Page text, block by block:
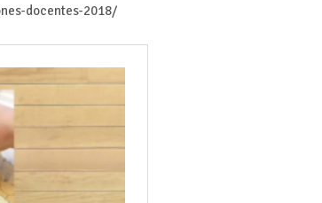
docentes-2018/